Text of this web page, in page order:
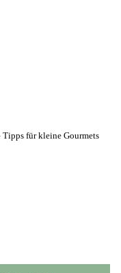
Tipps für kleine Gourmets